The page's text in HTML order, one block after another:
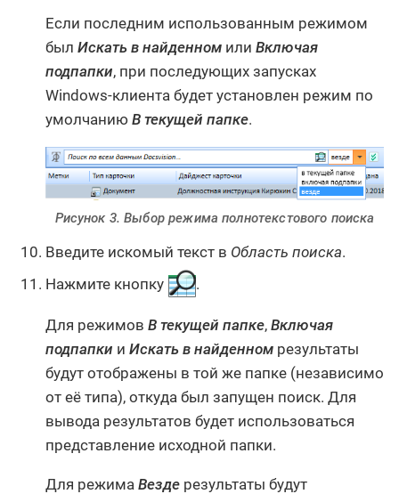
Если последним использованным режимом
был Искать в найденном или Включая
подпапки, при последующих запусках
Windows-клиента будет установлен режим по
умолчанию В текущей папке.
Рисунок 3. Выбор режима полнотекстового поиска
Введите искомый текст в Область поиска.
Нажмите кнопку
.
Для режимов В текущей папке, Включая
подпапки и Искать в найденном результаты
будут отображены в той же папке (независимо
от её типа), откуда был запущен поиск. Для
вывода результатов будет использоваться
представление исходной папки.
Для режима Везде результаты будут